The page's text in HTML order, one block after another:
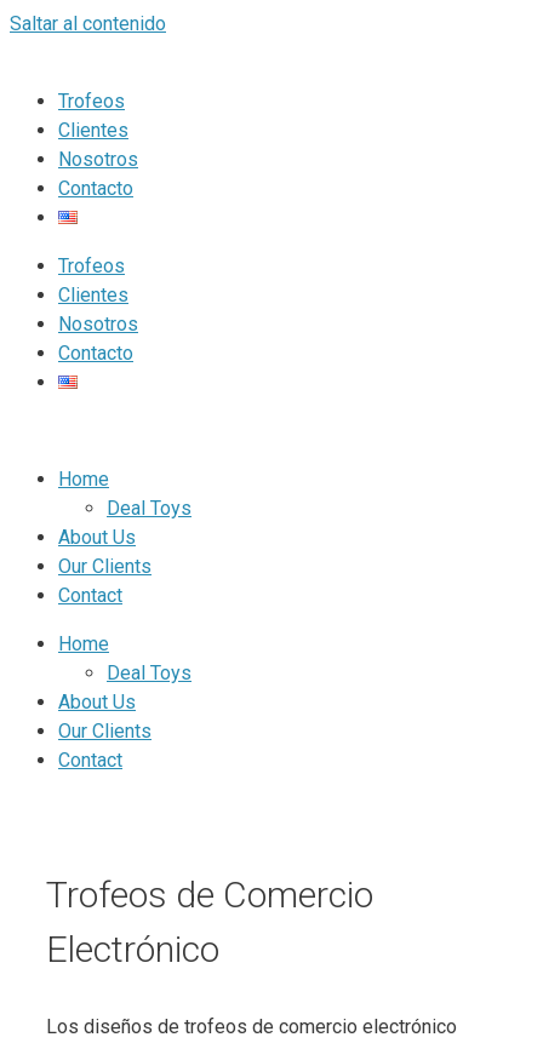
Saltar al contenido
Trofeos
Clientes
Nosotros
Contacto
Trofeos
Clientes
Nosotros
Contacto
Home
Deal Toys
About Us
Our Clients
Contact
Home
Deal Toys
About Us
Our Clients
Contact
Trofeos de Comercio
Electrónico
Los diseños de trofeos de comercio electrónico